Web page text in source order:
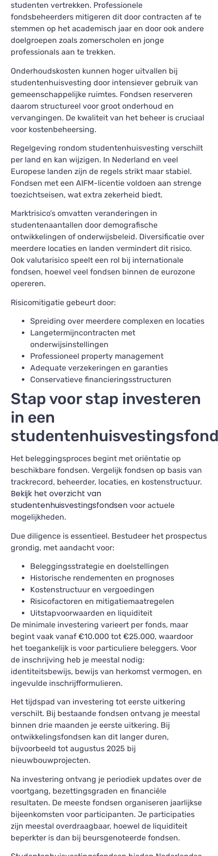
studenten vertrekken. Professionele
fondsbeheerders mitigeren dit door contracten af te
stemmen op het academisch jaar en door ook andere
doelgroepen zoals zomerscholen en jonge
professionals aan te trekken.
Onderhoudskosten kunnen hoger uitvallen bij
studentenhuisvesting door intensiever gebruik van
gemeenschappelijke ruimtes. Fondsen reserveren
daarom structureel voor groot onderhoud en
vervangingen. De kwaliteit van het beheer is cruciaal
voor kostenbeheersing.
Regelgeving rondom studentenhuisvesting verschilt
per land en kan wijzigen. In Nederland en veel
Europese landen zijn de regels strikt maar stabiel.
Fondsen met een AIFM-licentie voldoen aan strenge
toezichtseisen, wat extra zekerheid biedt.
Marktrisico’s omvatten veranderingen in
studentenaantallen door demografische
ontwikkelingen of onderwijsbeleid. Diversificatie over
meerdere locaties en landen vermindert dit risico.
Ook valutarisico speelt een rol bij internationale
fondsen, hoewel veel fondsen binnen de eurozone
opereren.
Risicomitigatie gebeurt door:
Spreiding over meerdere complexen en locaties
Langetermijncontracten met
onderwijsinstellingen
Professioneel property management
Adequate verzekeringen en garanties
Conservatieve financieringsstructuren
Stap voor stap investeren
in een
Het beleggingsproces begint met oriëntatie op
beschikbare fondsen. Vergelijk fondsen op basis van
trackrecord, beheerder, locaties, en kostenstructuur.
Bekijk het overzicht van
studentenhuisvestingsfondsen voor actuele
mogelijkheden.
Due diligence is essentieel. Bestudeer het prospectus
grondig, met aandacht voor:
Beleggingsstrategie en doelstellingen
Historische rendementen en prognoses
Kostenstructuur en vergoedingen
Risicofactoren en mitigatiemaatregelen
Uitstapvoorwaarden en liquiditeit
De minimale investering varieert per fonds, maar
begint vaak vanaf €10.000 tot €25.000, waardoor
het toegankelijk is voor particuliere beleggers. Voor
de inschrijving heb je meestal nodig:
identiteitsbewijs, bewijs van herkomst vermogen, en
ingevulde inschrijfformulieren.
Het tijdspad van investering tot eerste uitkering
verschilt. Bij bestaande fondsen ontvang je meestal
binnen drie maanden je eerste uitkering. Bij
ontwikkelingsfondsen kan dit langer duren,
bijvoorbeeld tot augustus 2025 bij
nieuwbouwprojecten.
Na investering ontvang je periodiek updates over de
voortgang, bezettingsgraden en financiële
resultaten. De meeste fondsen organiseren jaarlijkse
bijeenkomsten voor participanten. Je participaties
zijn meestal overdraagbaar, hoewel de liquiditeit
beperkter is dan bij beursgenoteerde fondsen.